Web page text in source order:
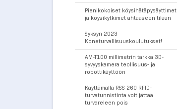
Pienikokoiset köysihätäpysäyttimet
ja köysikytkimet ahtaaseen tilaan
Syksyn 2023
Koneturvallisuuskoulutukset!
AM-T100 millimetrin tarkka 3D-
syvyyskamera teollisuus- ja
robottikäyttöön
Käyttämällä RSS 260 RFID-
turvatunnistinta voit jättää
turvareleen pois